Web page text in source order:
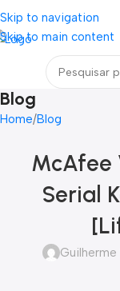
Skip to navigation
Skip to main content
Loja mundial online de
Blog
Home Blog
McAfee
Serial
Guilherme